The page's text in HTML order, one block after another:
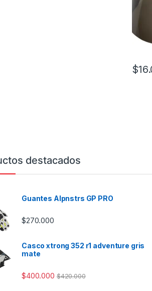
$
destacados
Guantes Alpnstrs GP PRO
$270.000
Casco xtrong 352 r1 adventure gris
mate
$400.000 $420.000